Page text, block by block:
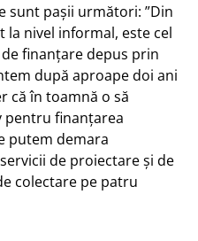
sunt pașii următori: ”Din
la nivel informal, este cel
finanțare depus prin
după aproape doi ani
că în toamnă o să
finanțarea
putem demara
de proiectare și de
colectare pe patru